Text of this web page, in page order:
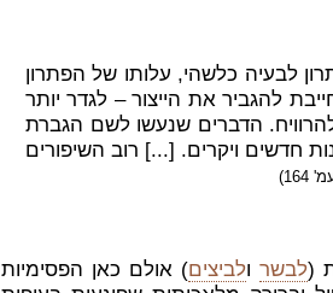
לבעיה כלשהי, עלותו של הפתרון
להגביר את הייצור – לגדר יותר
הדברים שנעשו לשם הגברת
חדשים ויקרים. [...] רוב השיפורים
164)
(לבשרולביצים) אולם כאן הפסימיות